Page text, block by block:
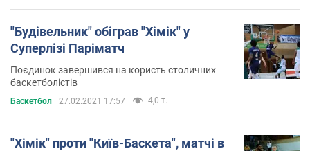
"Будівельник" обіграв "Хімік" у
Суперлізі Паріматч
Поєдинок завершився на користь столичних
баскетболістів
Баскетбол 27.02.2021 17:57 4,0 т.
"Хімік" проти "Київ-Баскета", матчі в